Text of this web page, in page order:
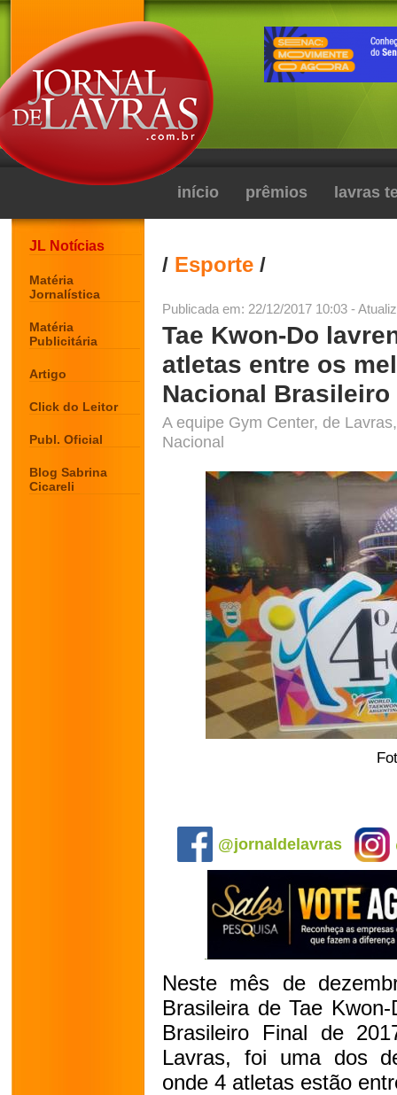
início prêmios lavras
JL Notícias
Matéria
Jornalística
Matéria
Publicitária
Artigo
Click do Leitor
Publ. Oficial
Blog Sabrina
Cicareli
/ Esporte /
Publicada em: 22/12/2017 10:03 -
Tae Kwon-Do
atletas entre os
Nacional Brasileiro
A equipe Gym Center, de
Nacional
@jornaldelavras
Neste mês de
Brasileira de Tae
Brasileiro Final de
Lavras, foi uma dos
onde 4 atletas estão